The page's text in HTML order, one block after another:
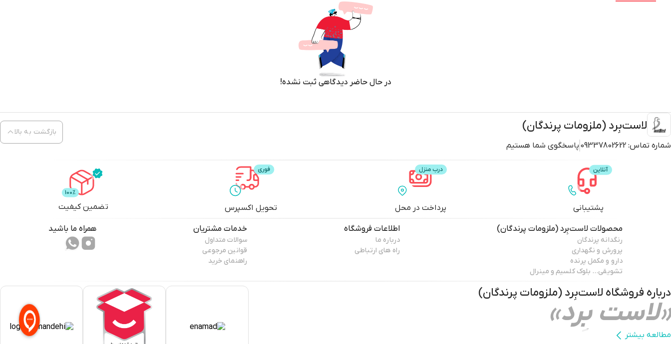
در حال حاضر دیدگاهی ثبت نشده!
لاست‌بِرد (ملزومات پرندگان)
شماره تماس: 09337802622 پاسخگوی شما هستیم
بازگشت به بالا
پشتیبانی پرداخت در محل تحویل اکسپرس تضمین کیفیت
محصولات لاست‌بِرد (ملزومات پرندگان)
رنگدانه پرندگان
پرورش و نگهداری
دارو و مکمل پرنده
تشویقی… بلوک کلسیم و مینرال
اطلاعات فروشگاه
درباره ما
راه های ارتباطی
خدمات مشتریان
سوالات متداول
قوانین مرجوعی
راهنمای خرید
همراه ما باشید
درباره فروشگاه لاست‌بِرد (ملزومات پرندگان)
«لاست بِرد»
مطالعه بیشتر